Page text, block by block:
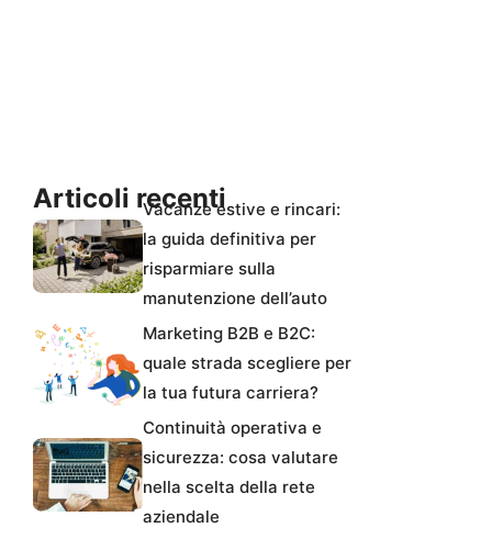
Articoli recentiVacanze estive e rincari:
la guida definitiva per
risparmiare sulla
manutenzione dell’auto
Marketing B2B e B2C:
quale strada scegliere per
la tua futura carriera?
Continuità operativa e
sicurezza: cosa valutare
nella scelta della rete
aziendale